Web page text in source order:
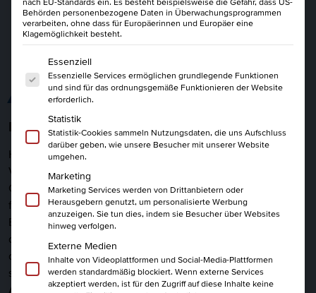
ALLES AUF EINEN BLICK
Experte für Lohn- und Gehaltsabrechnung
Hol Dir das Fachwissen für eine professionelle
Verdienstabrechnung mit dem IHK-Kurs "Lohn- und
Gehaltsabrechnung IHK"! In diesem Kurs erhältst Du eine
fundierte Einführung in die Welt der Gehaltsabrechnung.
Erfahre, wie Du die Steuerbeträge korrekt berechnest und
die Sozialversicherungsbeiträge ermittelst. Lerne alles über
die Aufzeichnungs- und Meldepflichten des Arbeitgebers
sowie die Lohnsteueranmeldung und Beitragsnachweise.
Aber da kommt noch mehr! Unsere Dozenten geben Dir
Behörden personenbezogene Daten in Überwachungsprogrammen
verarbeiten, ohne dass für Europäerinnen und Europäer eine
Klagemöglichkeit besteht.
Es folgt eine Liste der Service-Gruppen, für die eine
Essenziell
Essenzielle Services ermöglichen grundlegende Funktionen
und sind für das ordnungsgemäße Funktionieren der Website
erforderlich.
Statistik
Statistik-Cookies sammeln Nutzungsdaten, die uns Aufschluss
darüber geben, wie unsere Besucher mit unserer Website
umgehen.
Marketing
Marketing Services werden von Drittanbietern oder
Herausgebern genutzt, um personalisierte Werbung
anzuzeigen. Sie tun dies, indem sie Besucher über Websites
hinweg verfolgen.
Externe Medien
Inhalte von Videoplattformen und Social-Media-Plattformen
werden standardmäßig blockiert. Wenn externe Services
akzeptiert werden, ist für den Zugriff auf diese Inhalte keine